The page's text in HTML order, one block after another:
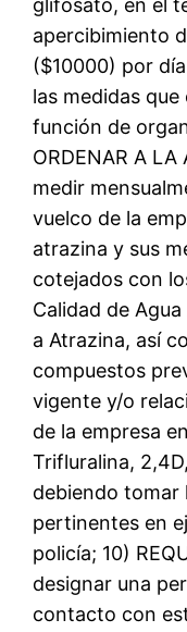
glifosato, en el
apercibimiento
($10000) por
las medidas
función de
ORDENAR A LA
medir
vuelco de la
atrazina y sus
cotejados con
Calidad de
a Atrazina, así
compuestos
vigente y/o
de la empresa
Trifluralina,
debiendo tomar
pertinentes en
policía; 10)
designar una
contacto con